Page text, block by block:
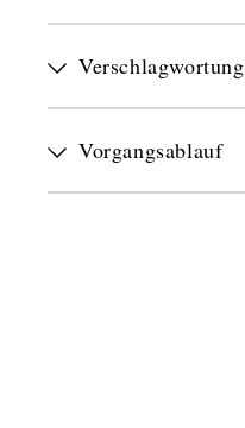
Verschlagwortung
Vorgangsablauf